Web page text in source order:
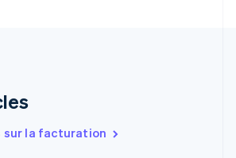
sur la facturation